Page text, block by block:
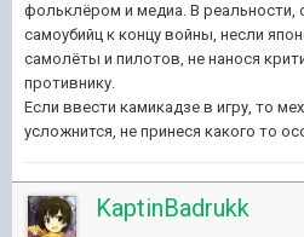
фольклёром и медиа. В реальности,
самоубийц к концу войны, несли
самолёты и пилотов, не нанося
противнику.
Если ввести камикадзе в игру, то
усложнится, не принеся какого то
KaptinBadrukk